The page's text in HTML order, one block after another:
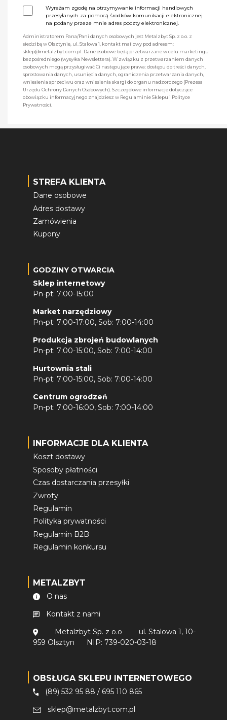
Wyrażam zgodę na otrzymywanie informacji handlowych
przesyłanych za pomocą środków komunikacji elektronicznej
na podany przeze mnie adres poczty elektronicznej.
Administratorem Pana/Pani danych osobowych jest Metalzbyt Sp. z o.o. z
siedzibą w Olsztynie, ul. Stalowa 1, kontakt mailowy pod adresem:
sklep@metalzbyt.com.pl. Dane osobowe będą przetwarzane w celu marketingu
bezpośredniego (wysyłka Newslettera). W związku z przetwarzaniem danych
osobowych mogą przysługiwać Ci następujące prawa: dostępu do treści danych,
sprostowania danych, usunięcia danych, ograniczenia przetwarzania danych,
wniesienia sprzeciwu oraz wniesienia skargi do organu nadzorczego (Prezesa
Urzędu Ochrony Danych Osobowych). Szczegółowe informacje dotyczące
obowiązku informacyjnego znajdziesz w Regulaminie Sklepu i Polityce
Prywatności.
STREFA KLIENTA
Dane osobowe
Adres dostawy
Zamówienia
Kupony
GODZINY OTWARCIA
Sklep internetowy
Pn-pt: 7:00-15:00
Market narzędziowy
Pn-pt: 7:00-17:00, Sob: 7:00-14:00
Produkcja zbrojeń budowlanych
Pn-pt: 7:00-15:00, Sob: 7:00-14:00
Hurtownia stali
Pn-pt: 7:00-15:00, Sob: 7:00-14:00
Centrum ogrodzeń
Pn-pt: 7:00-16:00, Sob: 7:00-14:00
INFORMACJE DLA KLIENTA
Koszt dostawy
Sposoby płatności
Czas dostarczania przesyłki
Zwroty
Regulamin
Polityka prywatności
Regulamin B2B
Regulamin konkursu
METALZBYT
O nas
Kontakt z nami
Metalzbyt Sp. z o.o
ul. Stalowa 1, 10-
959 Olsztyn
NIP: 739-020-03-18
OBSŁUGA SKLEPU INTERNETOWEGO
(89) 532 95 88 / 695 110 865
sklep@metalzbyt.com.pl